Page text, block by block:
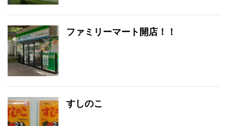
ファミリーマート開店！！
すしのこ